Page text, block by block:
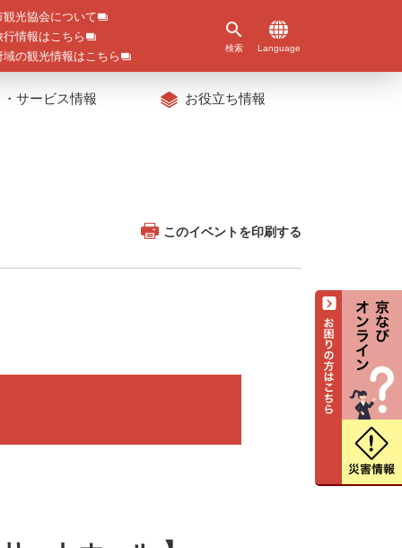
観光協会について
行情報はこちら
域の観光情報はこちら
検索 Language
サービス情報 お役立ち情報
このイベントを印刷する